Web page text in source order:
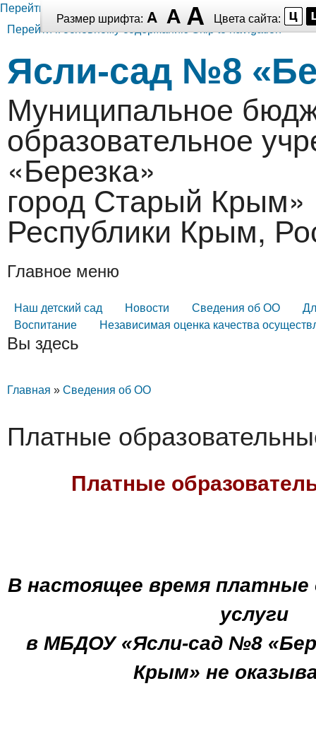
Перейти к основному содержанию
Размер шрифта:
Цвета сайта:
Перейти к основному содержанию Skip to navigation
Ясли-сад №8
Муниципальное
образовательное
«Березка»
город Старый Крым»
Республики Крым,
Главное меню
Наш детский сад Новости Сведения об ОО
Воспитание
Независимая оценка качества
Вы здесь
Главная » Сведения об ОО
Платные
Платные
В настоящее время платные
услуги
в МБДОУ «Ясли-сад №8
Крым» не